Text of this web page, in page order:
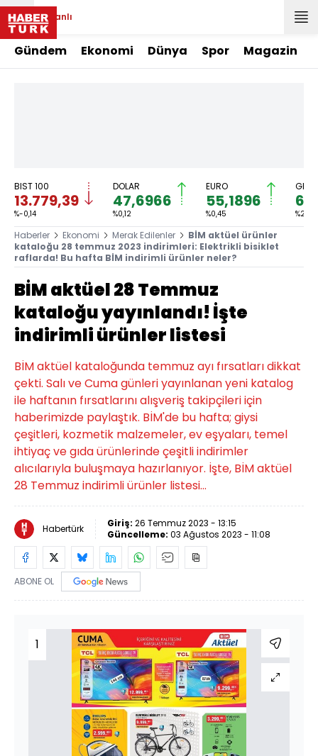
Canlı
Gündem Ekonomi Dünya Spor Magazin
BIST 100
13.779,39
%-0,14
DOLAR
47,6966
%0,12
EURO
55,1896
%0,45 %2,59
Haberler Ekonomi Merak Edilenler
BİM aktüel ürünler
kataloğu 28 temmuz 2023 indirimleri: Elektrikli bisiklet
raflarda! Bu hafta BİM indirimli ürünler neler?
BİM aktüel 28 Temmuz
kataloğu yayınlandı! İşte
indirimli ürünler listesi
BİM aktüel kataloğunda temmuz ayı fırsatları dikkat
çekti. Salı ve Cuma günleri yayınlanan yeni katalog
ile haftanın fırsatlarını alışveriş takipçileri için
haberimizde paylaştık. BİM'de bu hafta; giysi
çeşitleri, kozmetik malzemeler, ev eşyaları, temel
ihtiyaç ve gıda ürünlerinde çeşitli indirimler
alıcılarıyla buluşmaya hazırlanıyor. İşte, BİM aktüel
28 Temmuz indirimli ürünler listesi...
Habertürk Giriş: 26 Temmuz 2023 - 13:15
Güncelleme: 03 Ağustos 2023 - 11:08
ABONE OL
1